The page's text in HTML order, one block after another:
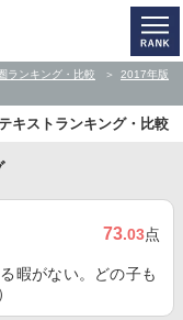
ランキング・比較
2017年版
キストランキング・比較
73.03点
暇がない。どの子も